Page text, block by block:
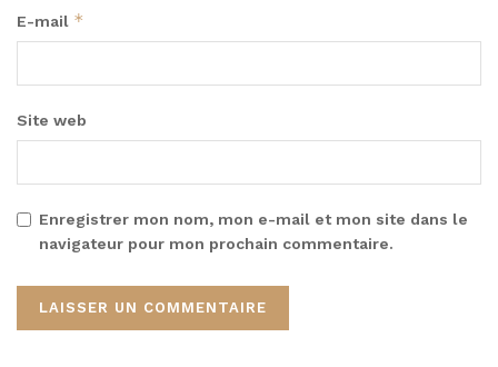
E-mail *
Site web
Enregistrer mon nom, mon e-mail et mon site dans le
navigateur pour mon prochain commentaire.